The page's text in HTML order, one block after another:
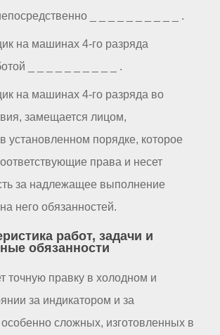
_ _ _ _ _ _ _ _ _ _ .
на машинах 4-го разряда
_ _ _ _ _ _ _ _ _ _ .
на машинах 4-го разряда во
замещается лицом,
установленном порядке, которое
права и несет
за надлежащее выполнение
него обязанностей.
работ, задачи и
обязанности
точную правку в холодном и
за индикатором и за
сложных, изготовленных в